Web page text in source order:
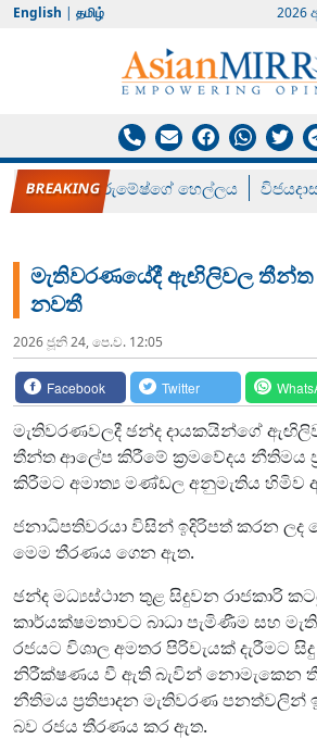
English | தமிழ் 2026
රන් ගෙනා රුමේෂ්ගේ හෙල්ලය
මැතිවරණයේදී ඇඟිලිවල
නවතී
2026 ජූනි 24, පෙ.ව. 12:05
Facebook Twitter
මැතිවරණවලදී ඡන්ද දායකයින්ගේ
තීන්ත ආලේප කිරීමේ ක්‍රමවේදය නීතිමය
කිරීමට අමාත්‍ය මණ්ඩල අනුමැතිය හිමිව
ජනාධිපතිවරයා විසින් ඉදිරිපත් කරන
මෙම තීරණය ගෙන ඇත.
ඡන්ද මධ්‍යස්ථාන තුළ සිදුවන රාජකාරි
කාර්යක්ෂමතාවට බාධා පැමිණීම සහ
රජයට විශාල අමතර පිරිවැයක් දැරීමට
නිරීක්ෂණය වී ඇති බැවින් නොමැකෙන
නීතිමය ප්‍රතිපාදන මැතිවරණ පනත්වලින්
බව රජය තීරණය කර ඇත.